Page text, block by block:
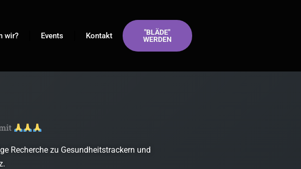
wir? Events Kontakt
"BLÄDE"
WERDEN
Recherche zu Gesundheitstrackern und